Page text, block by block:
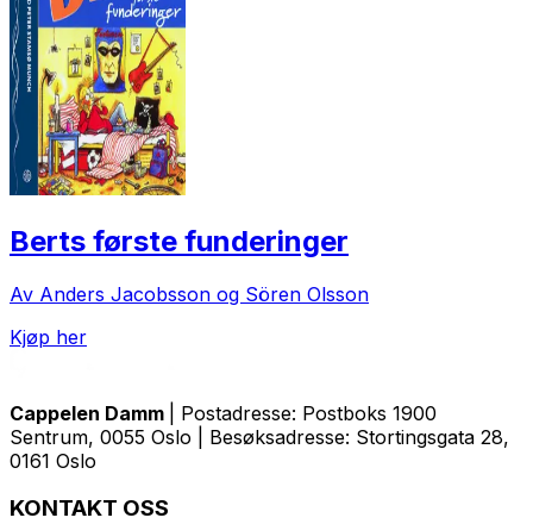
Berts første funderinger
Av Anders Jacobsson og Sören Olsson
Kjøp her
Cappelen Damm
| Postadresse: Postboks 1900
Sentrum, 0055 Oslo | Besøksadresse: Stortingsgata 28,
0161 Oslo
KONTAKT OSS